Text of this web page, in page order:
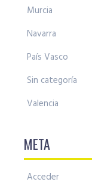
Murcia
Navarra
País Vasco
Sin categoría
Valencia
META
Acceder